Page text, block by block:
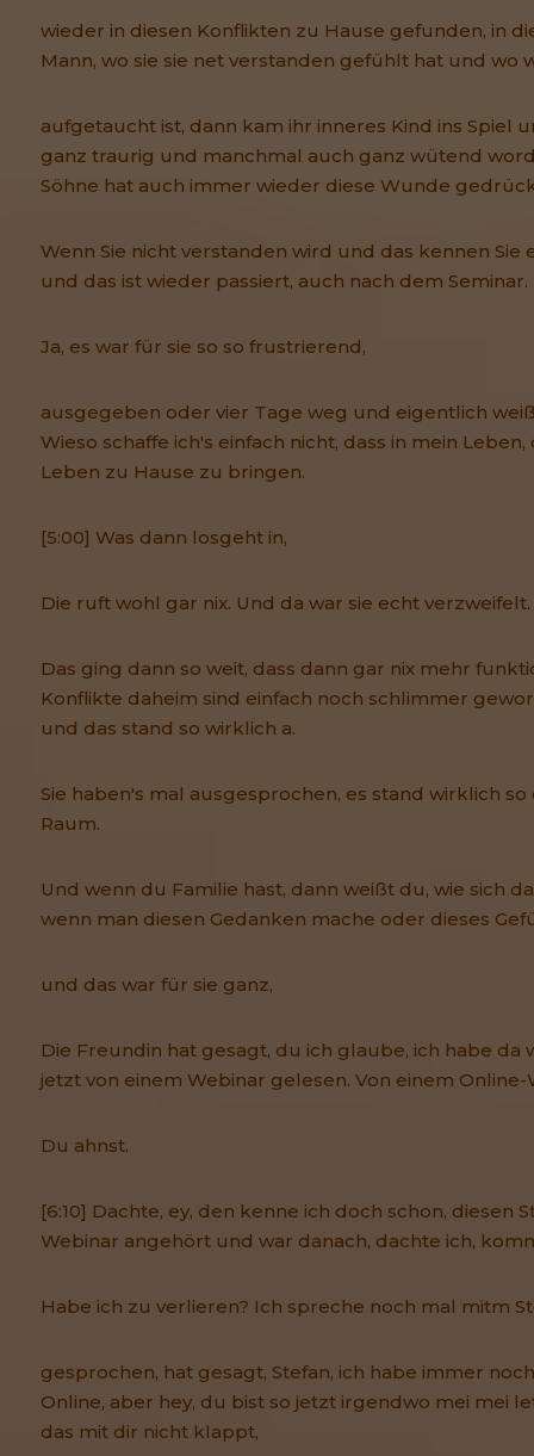
wieder in diesen Konflikten zu Hause gefunden, in
Mann, wo sie sie net verstanden gefühlt hat und wo
aufgetaucht ist, dann kam ihr inneres Kind ins Spiel
ganz traurig und manchmal auch ganz wütend
Söhne hat auch immer wieder diese Wunde
Wenn Sie nicht verstanden wird und das kennen Sie
und das ist wieder passiert, auch nach dem Seminar.
Ja, es war für sie so so frustrierend,
ausgegeben oder vier Tage weg und eigentlich
Wieso schaffe ich's einfach nicht, dass in mein
Leben zu Hause zu bringen.
[5:00] Was dann losgeht in,
Die ruft wohl gar nix. Und da war sie echt verzweifelt.
Das ging dann so weit, dass dann gar nix mehr
Konflikte daheim sind einfach noch schlimmer
und das stand so wirklich a.
Sie haben's mal ausgesprochen, es stand wirklich
Raum.
Und wenn du Familie hast, dann weißt du, wie sich
wenn man diesen Gedanken mache oder dieses
und das war für sie ganz,
Die Freundin hat gesagt, du ich glaube, ich habe da
jetzt von einem Webinar gelesen. Von einem Online-
Du ahnst.
[6:10] Dachte, ey, den kenne ich doch schon, diesen
Webinar angehört und war danach, dachte ich,
Habe ich zu verlieren? Ich spreche noch mal mitm
gesprochen, hat gesagt, Stefan, ich habe immer
Online, aber hey, du bist so jetzt irgendwo mei mei
das mit dir nicht klappt,